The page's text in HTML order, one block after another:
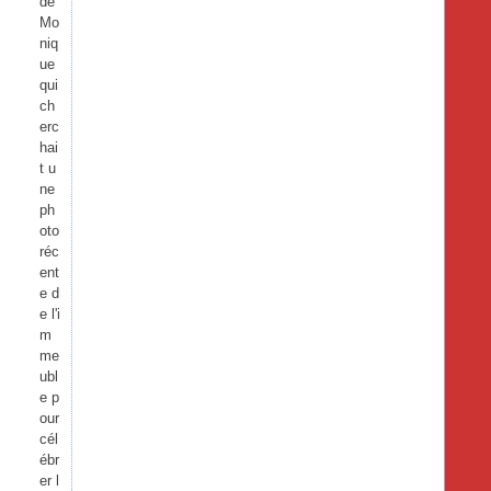
Mo
niq
ue
qui
ch
erc
hai
t u
ne
ph
oto
réc
ent
e d
e l'i
m
me
ubl
e p
our
cél
ébr
er l